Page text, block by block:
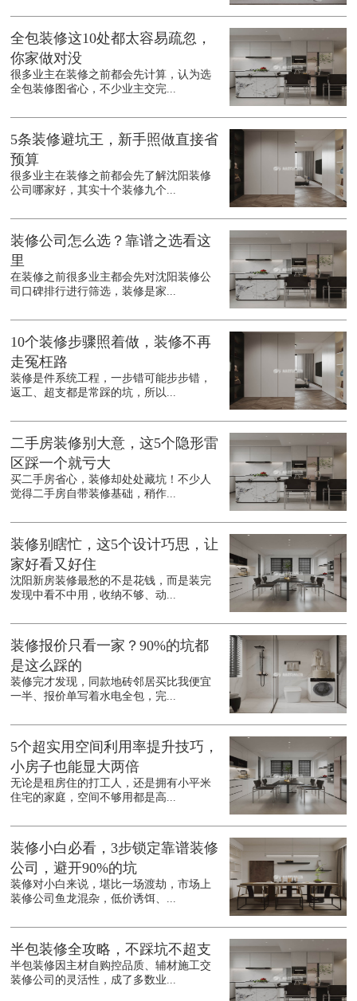
全包装修这10处都太容易疏忽，
你家做对没
很多业主在装修之前都会先计算，认为选
全包装修图省心，不少业主交完...
5条装修避坑王，新手照做直接省
预算
很多业主在装修之前都会先了解沈阳装修
公司哪家好，其实十个装修九个...
装修公司怎么选？靠谱之选看这
里
在装修之前很多业主都会先对沈阳装修公
司口碑排行进行筛选，装修是家...
10个装修步骤照着做，装修不再
走冤枉路
装修是件系统工程，一步错可能步步错，
返工、超支都是常踩的坑，所以...
二手房装修别大意，这5个隐形雷
区踩一个就亏大
买二手房省心，装修却处处藏坑！不少人
觉得二手房自带装修基础，稍作...
装修别瞎忙，这5个设计巧思，让
家好看又好住
沈阳新房装修最愁的不是花钱，而是装完
发现中看不中用，收纳不够、动...
装修报价只看一家？90%的坑都
是这么踩的
装修完才发现，同款地砖邻居买比我便宜
一半、报价单写着水电全包，完...
5个超实用空间利用率提升技巧，
小房子也能显大两倍
无论是租房住的打工人，还是拥有小平米
住宅的家庭，空间不够用都是高...
装修小白必看，3步锁定靠谱装修
公司，避开90%的坑
装修对小白来说，堪比一场渡劫，市场上
装修公司鱼龙混杂，低价诱饵、...
半包装修全攻略，不踩坑不超支
半包装修因主材自购控品质、辅材施工交
装修公司的灵活性，成了多数业...